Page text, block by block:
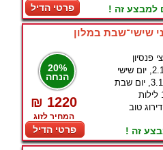
פרטי הדיל למבצע זה !
שישי־שבת במלון
20%
הנחה
₪ 1220
המחיר לזוג
פרטי הדיל
פנסיון
דירוג טוב